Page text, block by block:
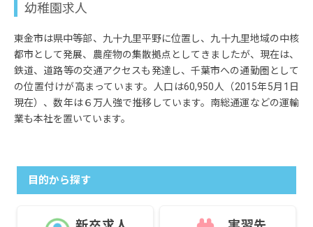
幼稚園求人
東金市は県中等部、九十九里平野に位置し、九十九里地域の中核
都市として発展、農産物の集散拠点としてきましたが、現在は、
鉄道、道路等の交通アクセスも発達し、千葉市への通勤圏として
の位置付けが高まっています。人口は60,950人（2015年5月1日
現在）、数年は６万人強で推移しています。南総通運などの運輸
業も本社を置いています。
目的から探す